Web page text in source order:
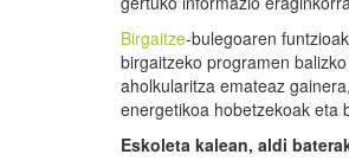
Birgaitze-bulegoaren
birgaitzeko programen
aholkularitza emateaz
energetikoa hobetzekoak eta
Eskoleta kalean, aldi